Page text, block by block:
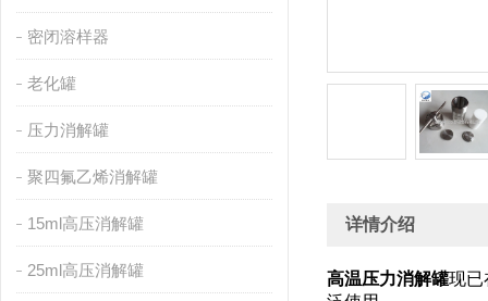
密闭溶样器
老化罐
压力消解罐
聚四氟乙烯消解罐
15ml高压消解罐
25ml高压消解罐
详情介绍
高温压力消解罐现已